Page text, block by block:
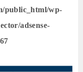
public_html/wp-
adsense-